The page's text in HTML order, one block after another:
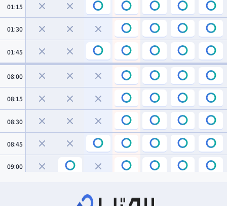
01:15
01:30
01:45
08:00
08:15
08:30
08:45
09:00